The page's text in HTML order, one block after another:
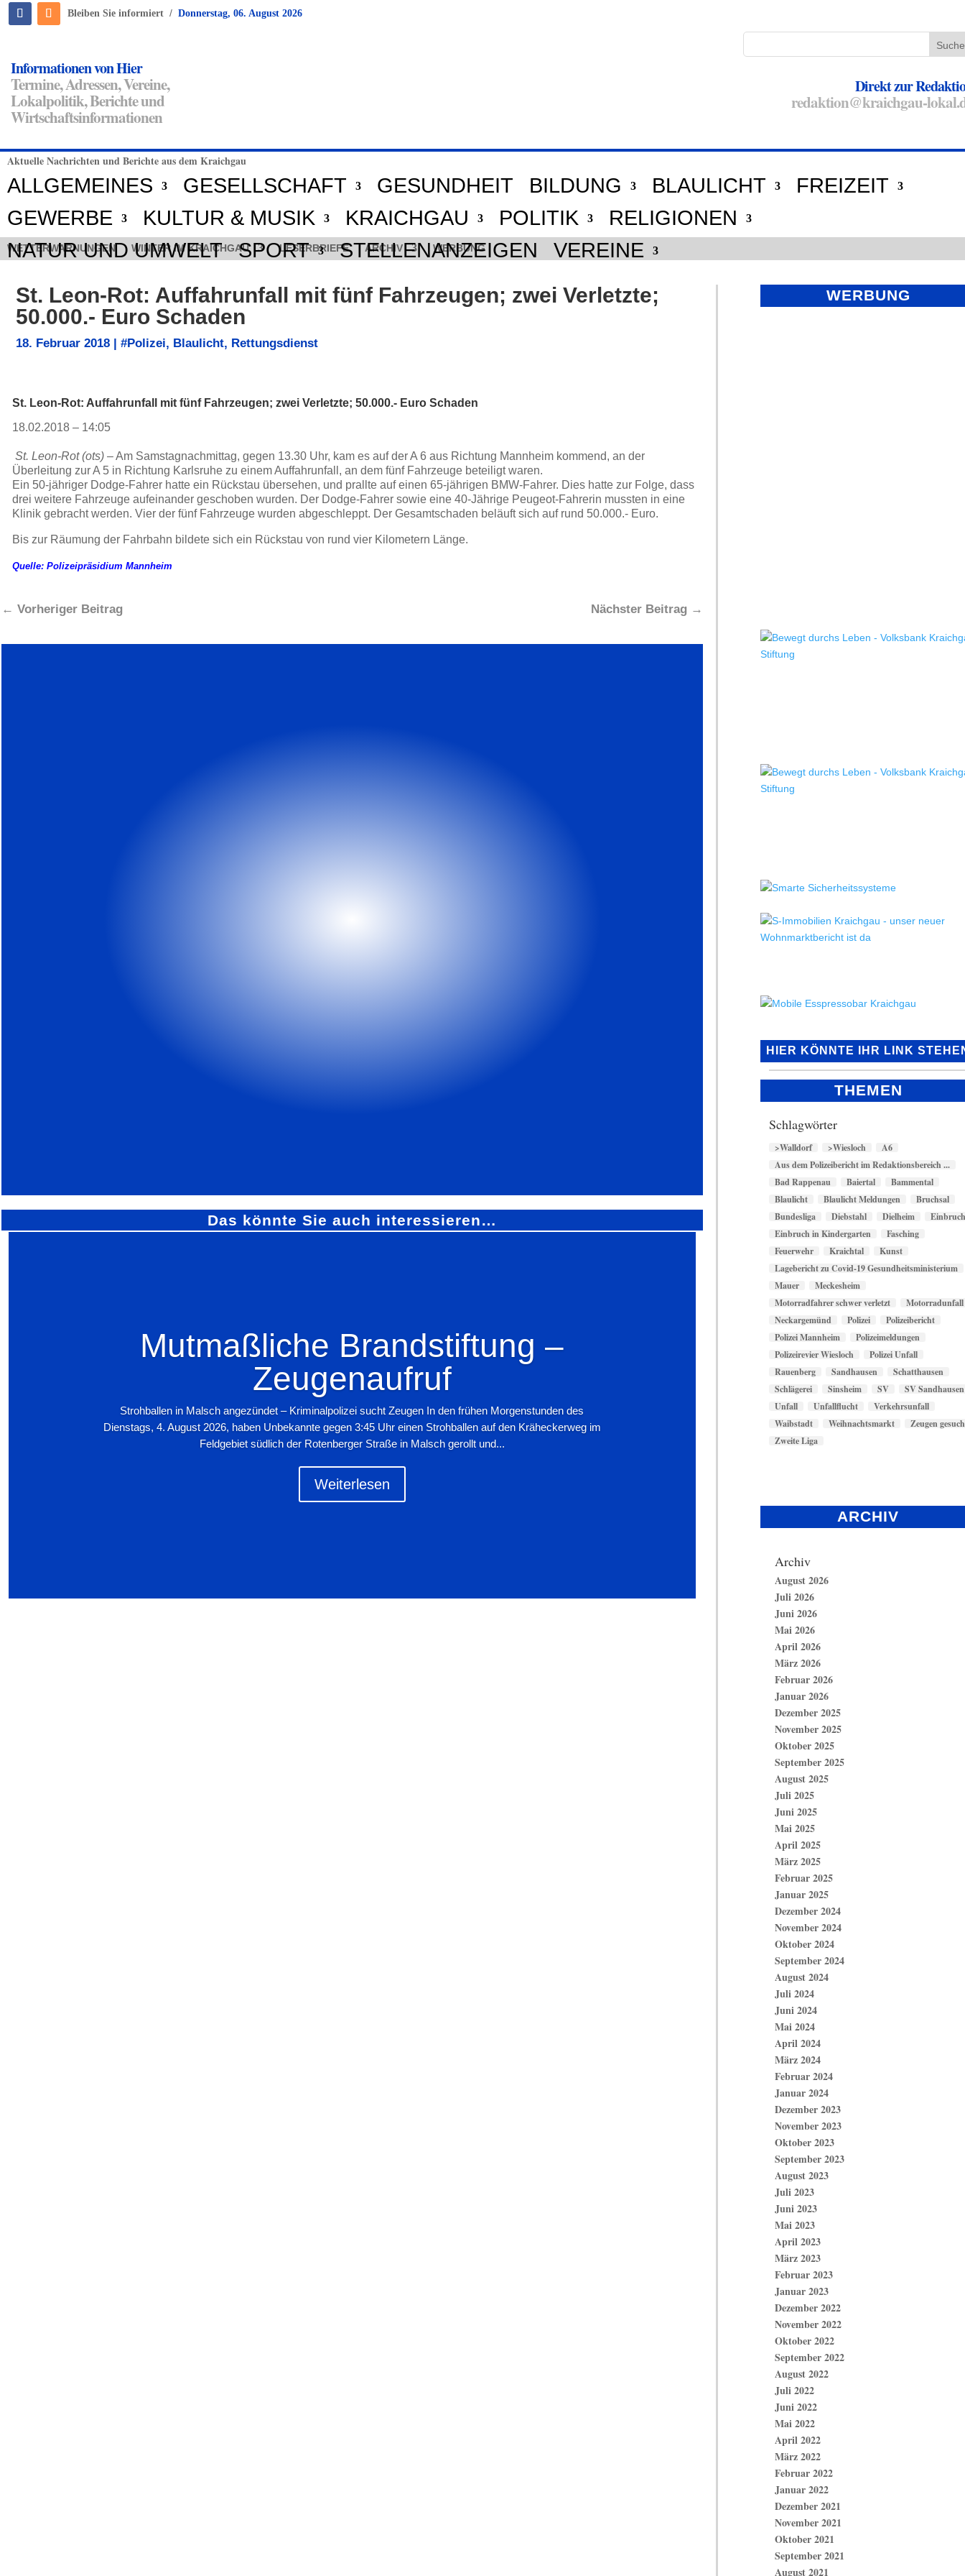
Bleiben Sie informiert / Donnerstag, 06. August 2026
Informationen von Hier
Termine, Adressen, Vereine,
Lokalpolitik, Berichte und
Wirtschaftsinformationen
Direkt zur
redaktion@kraichgau-
Aktuelle Nachrichten und Berichte aus dem Kraichgau
ALLGEMEINES GESELLSCHAFT GESUNDHEIT BILDUNG BLAULICHT
FREIZEIT
GEWERBE
KULTUR & MUSIK KRAICHGAU POLITIK
RELIGIONEN
NATUR UND UMWELT
SPORT STELLENANZEIGEN VEREINE
WETTERWARNUNGEN WINTER IM KRAICHGAU LESERBRIEFE ARCHIV WERBUNG
St. Leon-Rot: Auffahrunfall mit fünf Fahrzeugen; zwei Verletzte;
50.000.- Euro Schaden
18. Februar 2018 | #Polizei, Blaulicht, Rettungsdienst
St. Leon-Rot: Auffahrunfall mit fünf Fahrzeugen; zwei Verletzte; 50.000.- Euro Schaden
18.02.2018 – 14:05
St. Leon-Rot (ots) – Am Samstagnachmittag, gegen 13.30 Uhr, kam es auf der A 6 aus Richtung Mannheim kommend, an der
Überleitung zur A 5 in Richtung Karlsruhe zu einem Auffahrunfall, an dem fünf Fahrzeuge beteiligt waren.
Ein 50-jähriger Dodge-Fahrer hatte ein Rückstau übersehen, und prallte auf einen 65-jährigen BMW-Fahrer. Dies hatte zur Folge, dass
drei weitere Fahrzeuge aufeinander geschoben wurden. Der Dodge-Fahrer sowie eine 40-Jährige Peugeot-Fahrerin mussten in eine
Klinik gebracht werden. Vier der fünf Fahrzeuge wurden abgeschleppt. Der Gesamtschaden beläuft sich auf rund 50.000.- Euro.
Bis zur Räumung der Fahrbahn bildete sich ein Rückstau von rund vier Kilometern Länge.
Quelle: Polizeipräsidium Mannheim
← Vorheriger Beitrag Nächster Beitrag→
Das könnte Sie auch interessieren…
Mutmaßliche Brandstiftung –
Zeugenaufruf
Strohballen in Malsch angezündet – Kriminalpolizei sucht Zeugen In den frühen Morgenstunden des
Dienstags, 4. August 2026, haben Unbekannte gegen 3:45 Uhr einen Strohballen auf den Kräheckerweg im
Feldgebiet südlich der Rotenberger Straße in Malsch gerollt und...
Weiterlesen
WERBUNG
HIER KÖNNTE IHR LINK
THEMEN
Schlagwörter
>Walldorf >Wiesloch
A6
Aus dem Polizeibericht im Redaktionsbereich ...
Bad Rappenau
Baiertal
Bammental
Blaulicht
Blaulicht Meldungen
Bruchsal
Bundesliga
Diebstahl Dielheim
Einbruch in Kindergarten
Fasching
Feuerwehr
Kraichtal
Kunst
Lagebericht zu Covid-19 Gesundheitsministerium
Mauer
Meckesheim
Motorradfahrer schwer verletzt
Motorradunfall
Neckargemünd
Polizei
Polizeibericht
Polizei Mannheim
Polizeimeldungen
Polizeirevier Wiesloch
Polizei Unfall
Rauenberg
Sandhausen
Schatthausen
Schlägerei
Sinsheim SV
SV Sandhausen
Unfall
Unfallflucht
Verkehrsunfall
Waibstadt
Weihnachtsmarkt
Zeugen
Zweite Liga
ARCHIV
Archiv
August 2026
Juli 2026
Juni 2026
Mai 2026
April 2026
März 2026
Februar 2026
Januar 2026
Dezember 2025
November 2025
Oktober 2025
September 2025
August 2025
Juli 2025
Juni 2025
Mai 2025
April 2025
März 2025
Februar 2025
Januar 2025
Dezember 2024
November 2024
Oktober 2024
September 2024
August 2024
Juli 2024
Juni 2024
Mai 2024
April 2024
März 2024
Februar 2024
Januar 2024
Dezember 2023
November 2023
Oktober 2023
September 2023
August 2023
Juli 2023
Juni 2023
Mai 2023
April 2023
März 2023
Februar 2023
Januar 2023
Dezember 2022
November 2022
Oktober 2022
September 2022
August 2022
Juli 2022
Juni 2022
Mai 2022
April 2022
März 2022
Februar 2022
Januar 2022
Dezember 2021
November 2021
Oktober 2021
September 2021
August 2021